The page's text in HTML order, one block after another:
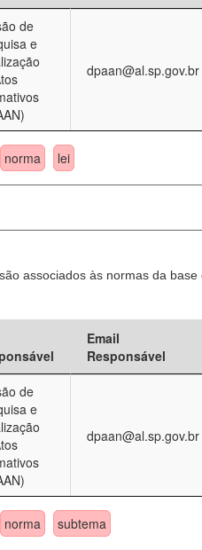
de
e
dpaan@al.sp.gov.br
norma lei
associados às normas da base
Email
Responsável
de
e
dpaan@al.sp.gov.br
norma subtema